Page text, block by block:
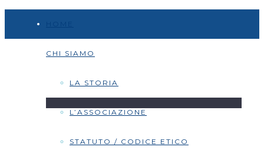
CHI SIAMO
LA STORIA
L’ASSOCIAZIONE
STATUTO / CODICE ETICO